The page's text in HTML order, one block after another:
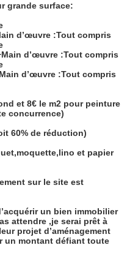
grande surface:
d’œuvre :Tout compris
d’œuvre :Tout compris
d’œuvre :Tout compris
et 8€ le m2 pour peinture
concurrence)
60% de réduction)
et papier
sur le site est
un bien immobilier
attendre ,je serai prêt à
projet d’aménagement
un montant défiant toute